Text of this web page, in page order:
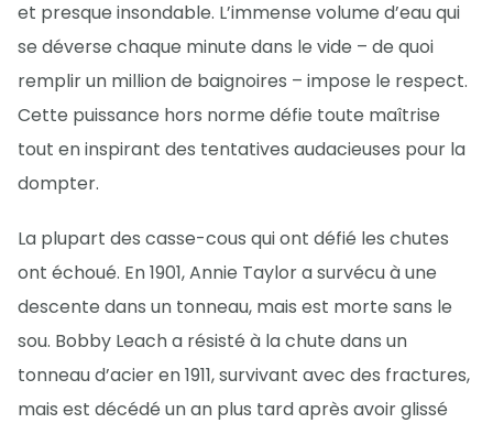
et presque insondable. L’immense volume d’eau qui
se déverse chaque minute dans le vide – de quoi
remplir un million de baignoires – impose le respect.
Cette puissance hors norme défie toute maîtrise
tout en inspirant des tentatives audacieuses pour la
dompter.
La plupart des casse-cous qui ont défié les chutes
ont échoué. En 1901, Annie Taylor a survécu à une
descente dans un tonneau, mais est morte sans le
sou. Bobby Leach a résisté à la chute dans un
tonneau d’acier en 1911, survivant avec des fractures,
mais est décédé un an plus tard après avoir glissé